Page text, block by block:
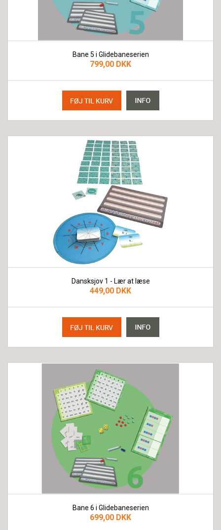
Bane 5 i Glidebaneserien
799,00 DKK
Dansksjov 1 - Lær at læse
449,00 DKK
Bane 6 i Glidebaneserien
699,00 DKK